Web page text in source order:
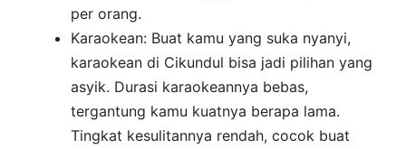
per orang.
Karaokean: Buat kamu yang suka nyanyi,
karaokean di Cikundul bisa jadi pilihan yang
asyik. Durasi karaokeannya bebas,
tergantung kamu kuatnya berapa lama.
Tingkat kesulitannya rendah, cocok buat